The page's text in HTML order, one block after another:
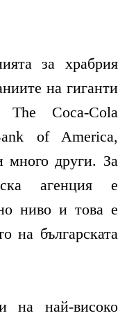
за храбрия
на гиганти
Coca-Cola
of America,
много други. За
агенция е
ниво и това е
на българската
на най-високо